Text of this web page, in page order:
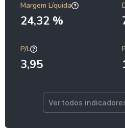
Margem Líquida
24,32 %
P/L
3,95
Ver todos